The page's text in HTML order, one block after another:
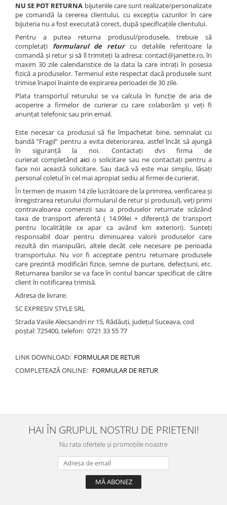
Bănuț Moț Personalizat
Seturi Brățări Personalizate
Cadouri Corporate
Bijuterii Personalizate Spotify
Cercei Argint
Cercei Fashion
Coliere Argint
Seturi Argint
Bijuterii Fashion
Accesorii
Portofele
CARD CADOU
NU SE POT RETURNA bijuteriile care sunt realizate/personalizate
pe comandă la cererea clientului, cu excepția cazurilor în care
bijuteria nu a fost executată corect, după specificațiile clientului.
Pentru a putea returna produsul/produsele, trebuie să
completaţi formularul de retur cu detaliile referitoare la
comandă și retur și să îl trimiteți la adresa: contact@janette.ro, în
maxim 30 zile calendaristice de la data la care intrați în posesia
fizică a produselor. Termenul este respectat dacă produsele sunt
trimise înapoi înainte de expirarea perioadei de 30 zile.
Plata transportul returului se va calcula în funcție de aria de
acoperire a firmelor de curierar cu care colaborăm și veți fi
anunțat telefonic sau prin email.
Este necesar ca produsul să fie împachetat bine, semnalat cu
bandă ”Fragil” pentru a evita deteriorarea, astfel încât să ajungă
în siguranță la noi. Contactați dvs firma de
curierat completândaici o solicitare sau ne contactați pentru a
face noi această solicitare. Sau dacă vă este mai simplu, lăsați
personal coletul în cel mai apropiat sediu al firmei de curierat.
În termen de maxim 14 zile lucrătoare de la primirea, verificarea și
înregistrarea returului (formularul de retur și produsul), veți primi
contravaloarea comenzii sau a produselor returnate scăzând
taxa de transport aferentă ( 14.99lei + diferență de transport
pentru localitățile ce apar ca având km exteriori). Sunteți
responsabil doar pentru diminuarea valorii produselor care
rezultă din manipulări, altele decât cele necesare pe perioada
transportului. Nu vor fi acceptate pentru returnare produsele
care prezintă modificări fizice, semne de purtare, defecțiuni, etc.
Returnarea banilor se va face în contul bancar specificat de către
client în notificarea trimisă.
Adresa de livrare:
SC EXPRESIV STYLE SRL
Strada Vasile Alecsandri nr 15, Rădăuţi, judeţul Suceava, cod
poştal: 725400, telefon: 0721 33 55 77
LINK DOWNLOAD: FORMULAR DE RETUR
COMPLETEAZĂ ONLINE: FORMULAR DE RETUR
HAI ÎN GRUPUL NOSTRU DE PRIETENI!
Nu rata ofertele și promoțiile noastre